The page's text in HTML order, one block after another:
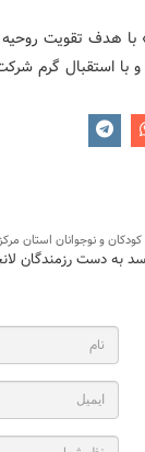
هدف تقویت روحیه
با استقبال گرم
و نوجوانان استان
به دست رزمندگان